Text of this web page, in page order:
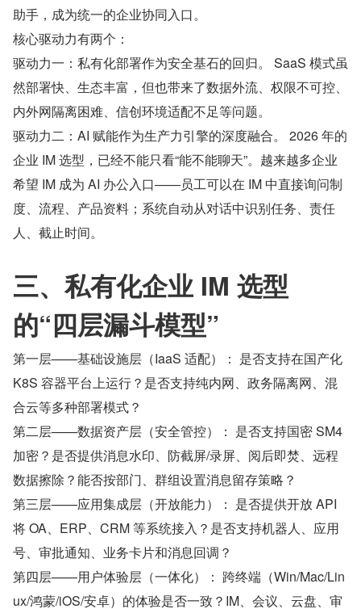
助手，成为统一的企业协同入口。
核心驱动力有两个：
驱动力一：私有化部署作为安全基石的回归。 SaaS 模式虽
然部署快、生态丰富，但也带来了数据外流、权限不可控、
内外网隔离困难、信创环境适配不足等问题。
驱动力二：AI 赋能作为生产力引擎的深度融合。 2026 年的
企业 IM 选型，已经不能只看“能不能聊天”。越来越多企业
希望 IM 成为 AI 办公入口——员工可以在 IM 中直接询问制
度、流程、产品资料；系统自动从对话中识别任务、责任
人、截止时间。
三、私有化企业 IM 选型
的“四层漏斗模型”
第一层——基础设施层（IaaS 适配）： 是否支持在国产化
K8S 容器平台上运行？是否支持纯内网、政务隔离网、混
合云等多种部署模式？
第二层——数据资产层（安全管控）： 是否支持国密 SM4
加密？是否提供消息水印、防截屏/录屏、阅后即焚、远程
数据擦除？能否按部门、群组设置消息留存策略？
第三层——应用集成层（开放能力）： 是否提供开放 API
将 OA、ERP、CRM 等系统接入？是否支持机器人、应用
号、审批通知、业务卡片和消息回调？
第四层——用户体验层（一体化）： 跨终端（Win/Mac/Lin
ux/鸿蒙/iOS/安卓）的体验是否一致？IM、会议、云盘、审